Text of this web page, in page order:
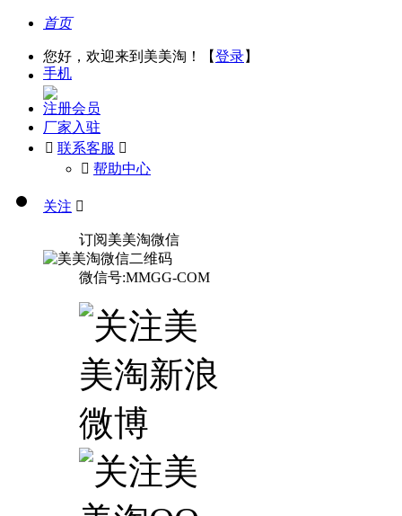
首页
您好，欢迎来到美美淘！【登录】
手机
注册会员
厂家入驻
 联系客服 
󰅃 帮助中心
关注 
订阅美美淘微信
微信号:MMGG-COM